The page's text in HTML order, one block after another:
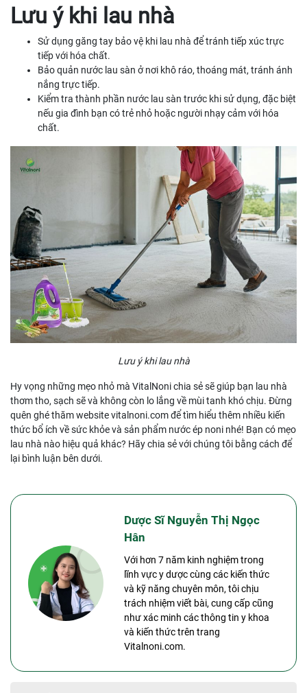
Lưu ý khi lau nhà
Sử dụng găng tay bảo vệ khi lau nhà để tránh tiếp xúc trực
tiếp với hóa chất.
Bảo quản nước lau sàn ở nơi khô ráo, thoáng mát, tránh ánh
nắng trực tiếp.
Kiểm tra thành phần nước lau sàn trước khi sử dụng, đặc biệt
nếu gia đình bạn có trẻ nhỏ hoặc người nhạy cảm với hóa
chất.
Lưu ý khi lau nhà
Hy vọng những mẹo nhỏ mà VitalNoni chia sẻ sẽ giúp bạn lau nhà
thơm tho, sạch sẽ và không còn lo lắng về mùi tanh khó chịu. Đừng
quên ghé thăm website vitalnoni.com để tìm hiểu thêm nhiều kiến
thức bổ ích về sức khỏe và sản phẩm nước ép noni nhé! Bạn có mẹo
lau nhà nào hiệu quả khác? Hãy chia sẻ với chúng tôi bằng cách để
lại bình luận bên dưới.
Dược Sĩ Nguyễn Thị Ngọc
Hân
Với hơn 7 năm kinh nghiệm trong
lĩnh vực y dược cùng các kiến thức
và kỹ năng chuyên môn, tôi chịu
trách nhiệm viết bài, cung cấp cũng
như xác minh các thông tin y khoa
và kiến thức trên trang
Vitalnoni.com.